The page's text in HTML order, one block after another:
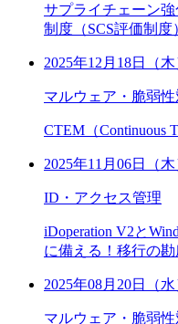
サプライチェーン
制度（SCS評価制度
2025年12月18日（木
マルウェア・脆弱
CTEM（Continuous
2025年11月06日（木
ID・アクセス管理
iDoperation V2と
に備える！移行の勘
2025年08月20日（水
マルウェア・脆弱